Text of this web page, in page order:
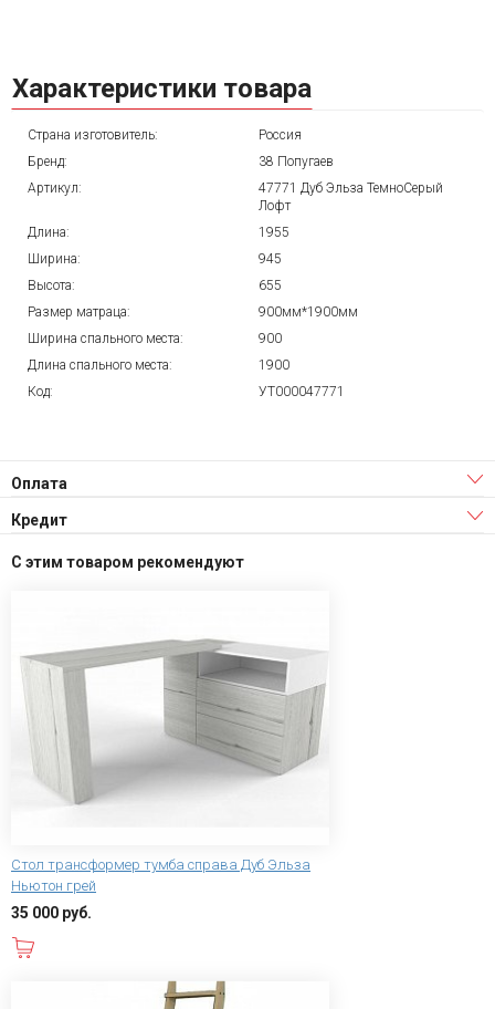
Характеристики товара
Страна изготовитель:
Россия
Бренд:
38 Попугаев
Артикул:
47771 Дуб Эльза ТемноСерый
Лофт
Длина:
1955
Ширина:
945
Высота:
655
Размер матраца:
900мм*1900мм
Ширина спального места:
900
Длина спального места:
1900
Код:
УТ000047771
Оплата
Кредит
С этим товаром рекомендуют
Стол трансформер тумба справа Дуб Эльза
Ньютон грей
35 000 руб.